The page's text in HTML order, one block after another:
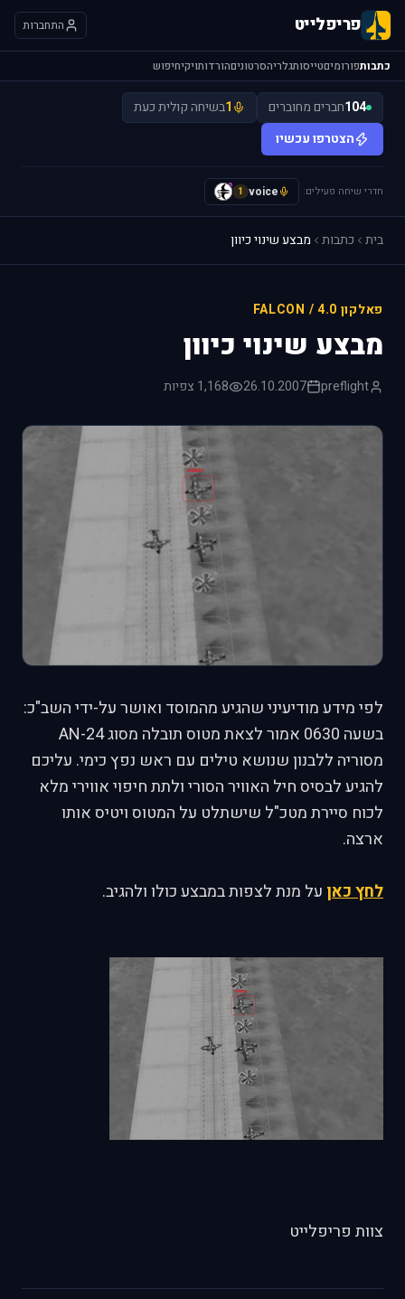
פריפלייט התחברות
כתבותפורומיםטייסותגלריהסרטוניםהורדותויקיחיפוש
104חברים מחוברים 1בשיחה קולית כעת
הצטרפו עכשיו
חדרי שיחה פעילים: voice
1
y
בית כתבות מבצע שינוי כיוון
פאלקון 4.0 / FALCON
מבצע שינוי כיוון
preflight
26.10.2007 1,168 צפיות
לפי מידע מודיעיני שהגיע מהמוסד ואושר על-ידי השב"כ:
בשעה 0630 אמור לצאת מטוס תובלה מסוג AN-24
מסוריה ללבנון שנושא טילים עם ראש נפץ כימי. עליכם
להגיע לבסיס חיל האוויר הסורי ולתת חיפוי אווירי מלא
לכוח סיירת מטכ"ל שישתלט על המטוס ויטיס אותו
ארצה.
לחץ כאן על מנת לצפות במבצע כולו ולהגיב.
צוות פריפלייט